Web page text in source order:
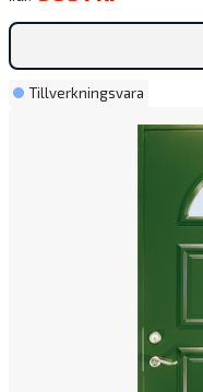
Tillverkningsvara